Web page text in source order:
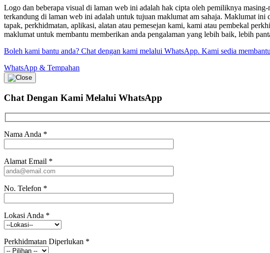
Logo dan beberapa visual di laman web ini adalah hak cipta oleh pemiliknya
terkandung di laman web ini adalah untuk tujuan maklumat am sahaja. Maklumat
tapak, perkhidmatan, aplikasi, alatan atau pemesejan kami, kami atau pembekal
maklumat untuk membantu memberikan anda pengalaman yang lebih baik, lebih
Boleh kami bantu anda? Chat dengan kami melalui WhatsApp. Kami sedia
WhatsApp & Tempahan
Chat Dengan Kami Melalui WhatsApp
Nama Anda *
Alamat Email *
No. Telefon *
Lokasi Anda *
Perkhidmatan Diperlukan *